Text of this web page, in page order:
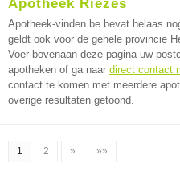
Apotheek Riezes
Apotheek-vinden.be bevat helaas
geldt ook voor de gehele provincie
Voer bovenaan deze pagina uw
apotheken of ga naar direct contact
contact te komen met meerdere
overige resultaten getoond.
1 2 » »»